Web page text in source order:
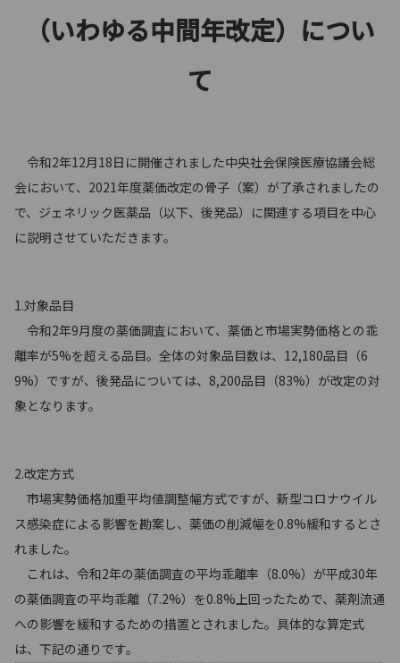
（いわゆる中間年改定）につい
て
令和2年12月18日に開催されました中央社会保険医療協議会総
会において、2021年度薬価改定の骨子（案）が了承されましたの
で、ジェネリック医薬品（以下、後発品）に関連する項目を中心
に説明させていただきます。
1.対象品目
令和2年9月度の薬価調査において、薬価と市場実勢価格との乖
離率が5%を超える品目。全体の対象品目数は、12,180品目（6
9%）ですが、後発品については、8,200品目（83%）が改定の対
象となります。
2.改定方式
市場実勢価格加重平均値調整幅方式ですが、新型コロナウイル
ス感染症による影響を勘案し、薬価の削減幅を0.8%緩和するとさ
れました。
これは、令和2年の薬価調査の平均乖離率（8.0%）が平成30年
の薬価調査の平均乖離（7.2%）を0.8%上回ったためで、薬剤流通
への影響を緩和するための措置とされました。具体的な算定式
は、下記の通りです。